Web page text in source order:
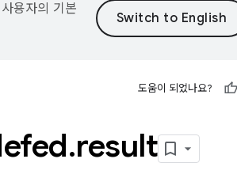
용자의 기본
도움이 되었나요?
.result